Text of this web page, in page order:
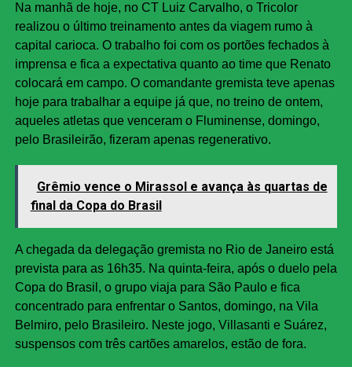
Na manhã de hoje, no CT Luiz Carvalho, o Tricolor
realizou o último treinamento antes da viagem rumo à
capital carioca. O trabalho foi com os portões fechados à
imprensa e fica a expectativa quanto ao time que Renato
colocará em campo. O comandante gremista teve apenas
hoje para trabalhar a equipe já que, no treino de ontem,
aqueles atletas que venceram o Fluminense, domingo,
pelo Brasileirão, fizeram apenas regenerativo.
Grêmio vence o Mirassol e avança às quartas de
final da Copa do Brasil
A chegada da delegação gremista no Rio de Janeiro está
prevista para as 16h35. Na quinta-feira, após o duelo pela
Copa do Brasil, o grupo viaja para São Paulo e fica
concentrado para enfrentar o Santos, domingo, na Vila
Belmiro, pelo Brasileiro. Neste jogo, Villasanti e Suárez,
suspensos com três cartões amarelos, estão de fora.